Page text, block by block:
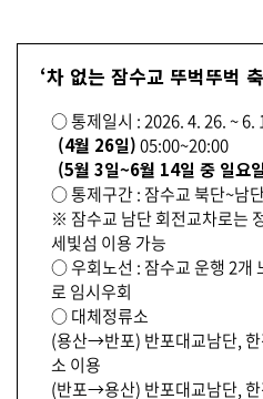
‘차 없는 잠수교 뚜벅뚜벅
○ 통제일시 : 2026. 4. 26. ~ 6.
(4월 26일)05:00~20:00
(5월 3일~6월 14일 중 일요
○ 통제구간 : 잠수교 북단~남
※ 잠수교 남단 회전교차로는
세빛섬 이용 가능
○ 우회노선 : 잠수교 운행 2개
로 임시우회
○ 대체정류소
(용산→반포) 반포대교남단,
소 이용
(반포→용산) 반포대교남단,